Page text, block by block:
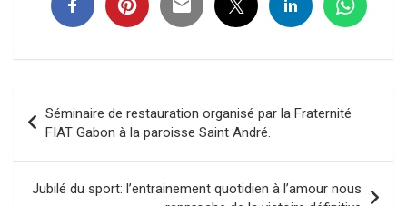
de
l’article
Séminaire de restauration organisé par la Fraternité
FIAT Gabon à la paroisse Saint André.
Jubilé du sport: l’entrainement quotidien à l’amour nous